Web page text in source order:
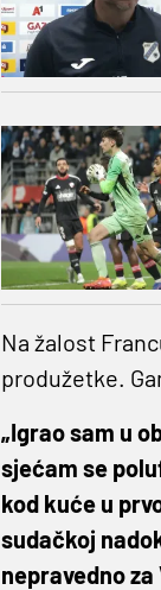
Na žalost
produžetke.
„Igrao sam u
sjećam se
kod kuće u
sudačkoj
nepravedno